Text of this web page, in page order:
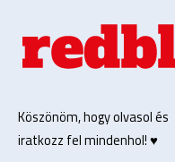
Köszönöm, hogy olvasol és
iratkozz fel mindenhol! ♥️